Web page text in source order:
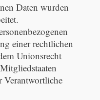
Daten wurden
einer rechtlichen
Unionsrecht
Verantwortliche